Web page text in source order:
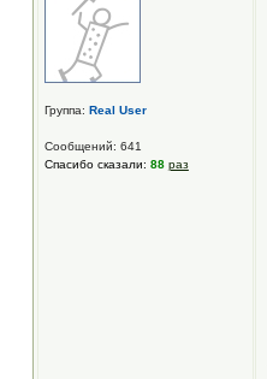
Группа: Real User
Сообщений: 641
Спасибо сказали: 88 раз